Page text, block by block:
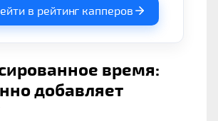
в рейтинг капперов
время:
добавляет